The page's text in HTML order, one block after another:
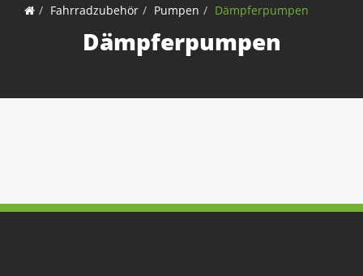
Fahrradzubehör Pumpen Dämpferpumpen
Dämpferpumpen